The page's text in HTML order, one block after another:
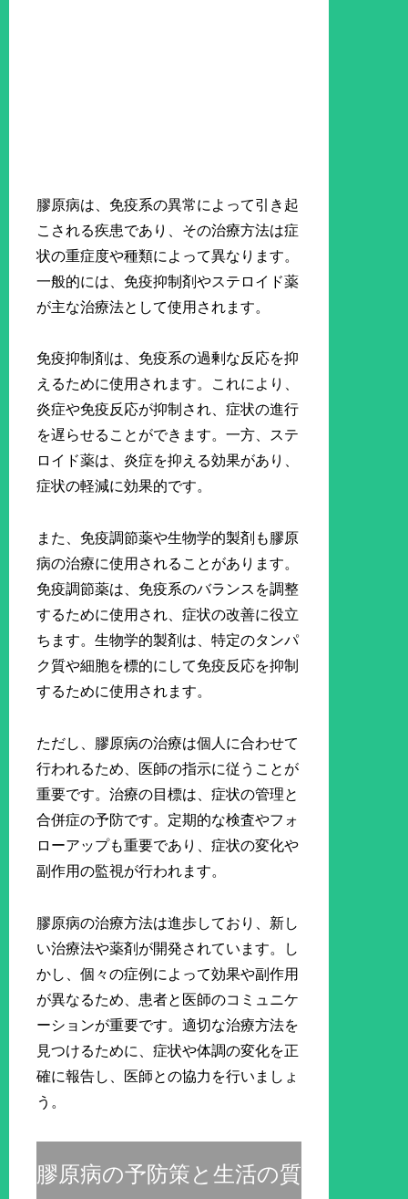
膠原病は、免疫系の異常によって引き起
こされる疾患であり、その治療方法は症
状の重症度や種類によって異なります。
一般的には、免疫抑制剤やステロイド薬
が主な治療法として使用されます。
免疫抑制剤は、免疫系の過剰な反応を抑
えるために使用されます。これにより、
炎症や免疫反応が抑制され、症状の進行
を遅らせることができます。一方、ステ
ロイド薬は、炎症を抑える効果があり、
症状の軽減に効果的です。
また、免疫調節薬や生物学的製剤も膠原
病の治療に使用されることがあります。
免疫調節薬は、免疫系のバランスを調整
するために使用され、症状の改善に役立
ちます。生物学的製剤は、特定のタンパ
ク質や細胞を標的にして免疫反応を抑制
するために使用されます。
ただし、膠原病の治療は個人に合わせて
行われるため、医師の指示に従うことが
重要です。治療の目標は、症状の管理と
合併症の予防です。定期的な検査やフォ
ローアップも重要であり、症状の変化や
副作用の監視が行われます。
膠原病の治療方法は進歩しており、新し
い治療法や薬剤が開発されています。し
かし、個々の症例によって効果や副作用
が異なるため、患者と医師のコミュニケ
ーションが重要です。適切な治療方法を
見つけるために、症状や体調の変化を正
確に報告し、医師との協力を行いましょ
う。
膠原病の予防策と生活の質